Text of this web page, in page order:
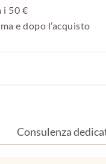
i 50 €
e dopo l’acquisto
Consulenza